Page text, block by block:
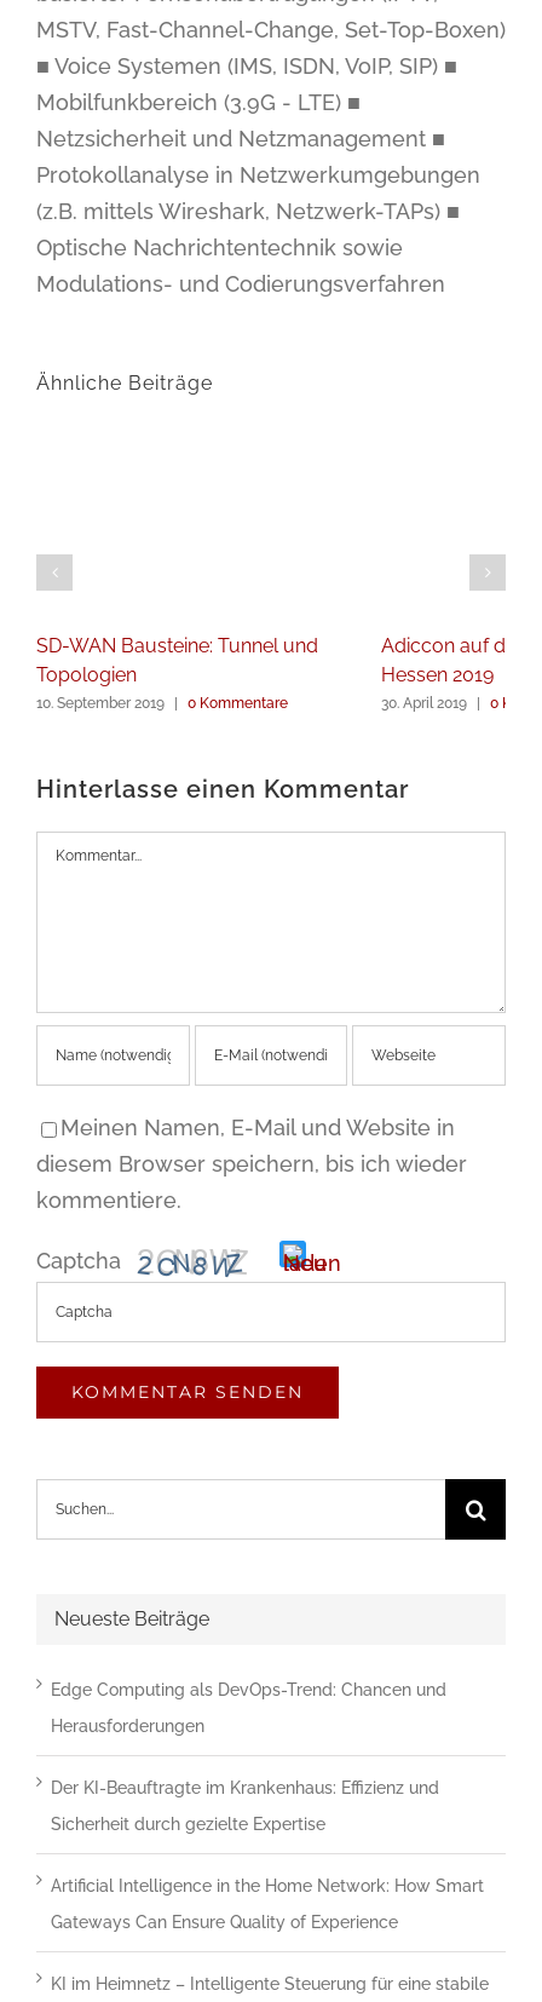
MSTV, Fast-Channel-Change, Set-Top-Boxen)
■ Voice Systemen (IMS, ISDN, VoIP, SIP) ■
Mobilfunkbereich (3.9G - LTE) ■
Netzsicherheit und Netzmanagement ■
Protokollanalyse in Netzwerkumgebungen
(z.B. mittels Wireshark, Netzwerk-TAPs) ■
Optische Nachrichtentechnik sowie
Modulations- und Codierungsverfahren
Ähnliche Beiträge
SD-WAN Bausteine: Tunnel und
Topologien
10. September 2019 0 Kommentare
Adiccon auf dem
Hessen 2019
30. April 2019 0
Hinterlasse einen Kommentar
Kommentar
Meinen Namen, E-Mail und Website in
diesem Browser speichern, bis ich wieder
kommentiere.
Captcha
CAPTCHA
angezeigten
ein,
zu
bestätigen,
dass
du
ein
Neueste Beiträge
Edge Computing als DevOps-Trend: Chancen und
Herausforderungen
Der KI-Beauftragte im Krankenhaus: Effizienz und
Sicherheit durch gezielte Expertise
Artificial Intelligence in the Home Network: How Smart
Gateways Can Ensure Quality of Experience
KI im Heimnetz – Intelligente Steuerung für eine stabile